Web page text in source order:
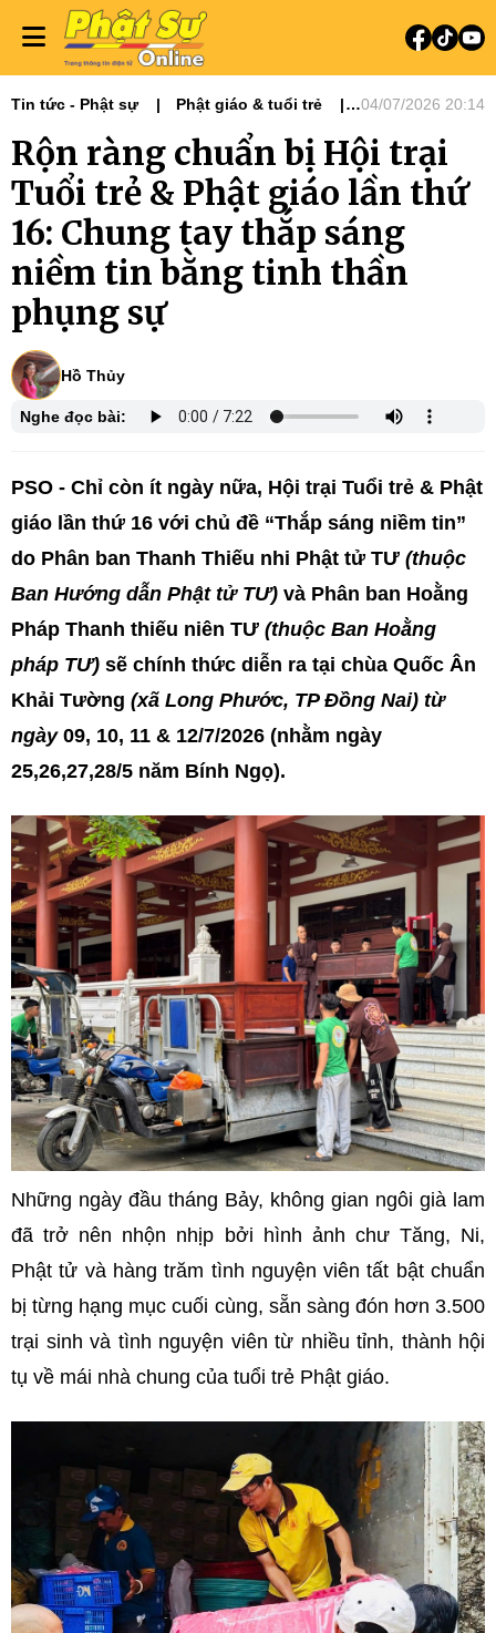
Tin tức - Phật sự
Phật giáo & tuổi trẻ
Ban Hướng dẫn Phật tử
Ban Hoằng pháp
04/07/2026 20:14
Rộn ràng chuẩn bị Hội trại
Tuổi trẻ & Phật giáo lần thứ
16: Chung tay thắp sáng
niềm tin bằng tinh thần
phụng sự
Hồ Thủy
Nghe đọc bài:
PSO - Chỉ còn ít ngày nữa, Hội trại Tuổi trẻ & Phật
giáo lần thứ 16 với chủ đề “Thắp sáng niềm tin”
do Phân ban Thanh Thiếu nhi Phật tử TƯ (thuộc
Ban Hướng dẫn Phật tử TƯ) và Phân ban Hoằng
Pháp Thanh thiếu niên TƯ (thuộc Ban Hoằng
pháp TƯ) sẽ chính thức diễn ra tại chùa Quốc Ân
Khải Tường (xã Long Phước, TP Đồng Nai) từ
ngày 09, 10, 11 & 12/7/2026 (nhằm ngày
25,26,27,28/5 năm Bính Ngọ).
Những ngày đầu tháng Bảy, không gian ngôi già lam
đã trở nên nhộn nhịp bởi hình ảnh chư Tăng, Ni,
Phật tử và hàng trăm tình nguyện viên tất bật chuẩn
bị từng hạng mục cuối cùng, sẵn sàng đón hơn 3.500
trại sinh và tình nguyện viên từ nhiều tỉnh, thành hội
tụ về mái nhà chung của tuổi trẻ Phật giáo.